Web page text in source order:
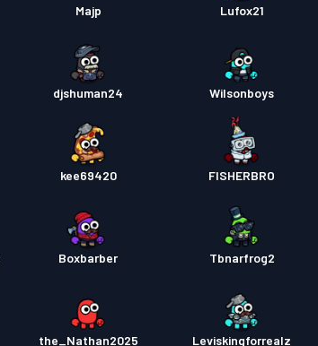
Lufox21
Majp
Wilsonboys
djshuman24
FISHERBRO
kee69420
Tbnarfrog2
Boxbarber
Leviskingforrealz
the_Nathan2025